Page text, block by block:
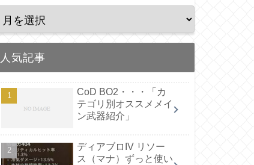
人気記事
CoD BO2・・・「カ
テゴリ別オススメメイ
ン武器紹介」
ディアブロIV リソー
ス（マナ）ずっと使い